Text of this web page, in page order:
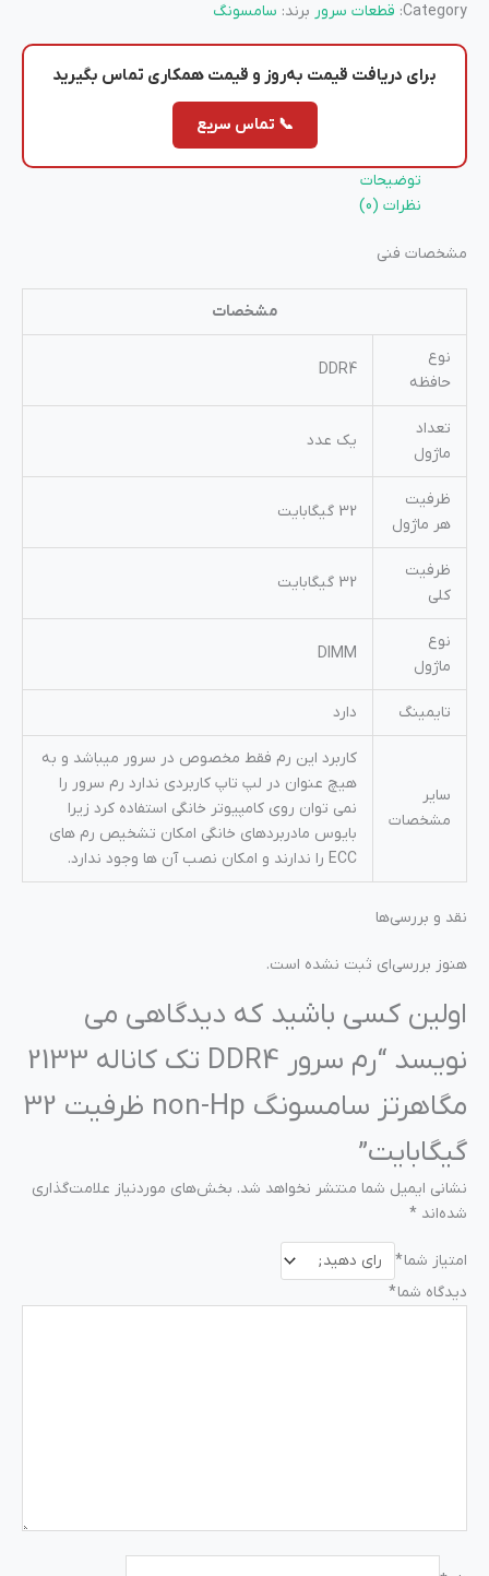
Category: قطعات سرور برند: سامسونگ
برای دریافت قیمت به‌روز و قیمت همکاری تماس بگیرید
📞 تماس سریع
توضیحات
نظرات (0)
مشخصات فنی
مشخصات
نوع
حافظه
DDR4
تعداد
ماژول
یک عدد
ظرفیت
هر ماژول
32 گیگابایت
ظرفیت
کلی
32 گیگابایت
نوع
ماژول
DIMM
تایمینگ دارد
سایر
مشخصات
کاربرد این رم فقط مخصوص در سرور میباشد و به
هیچ عنوان در لپ تاپ کاربردی ندارد رم سرور را
نمی توان روی کامپیوتر خانگی استفاده کرد زیرا
بایوس مادربردهای خانگی امکان تشخیص رم های
ECC را ندارند و امکان نصب آن ها وجود ندارد.
نقد و بررسی‌ها
هنوز بررسی‌ای ثبت نشده است.
اولین کسی باشید که دیدگاهی می
نویسد “رم سرور DDR4 تک کاناله 2133
مگاهرتز سامسونگ non-Hp ظرفیت 32
گیگابایت”
نشانی ایمیل شما منتشر نخواهد شد. بخش‌های موردنیاز علامت‌گذاری
شده‌اند *
امتیاز شما*
دیدگاه شما*